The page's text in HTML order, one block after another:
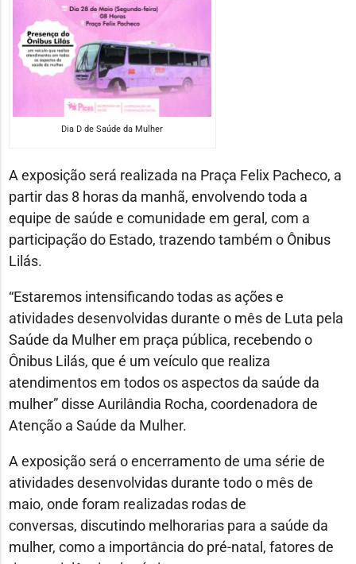
Dia D de Saúde da Mulher
A exposição será realizada na Praça Felix Pacheco, a
partir das 8 horas da manhã, envolvendo toda a
equipe de saúde e comunidade em geral, com a
participação do Estado, trazendo também o Ônibus
Lilás.
“Estaremos intensificando todas as ações e
atividades desenvolvidas durante o mês de Luta pela
Saúde da Mulher em praça pública, recebendo o
Ônibus Lilás, que é um veículo que realiza
atendimentos em todos os aspectos da saúde da
mulher” disse Aurilândia Rocha, coordenadora de
Atenção a Saúde da Mulher.
A exposição será o encerramento de uma série de
atividades desenvolvidas durante todo o mês de
maio, onde foram realizadas rodas de
conversas, discutindo melhorarias para a saúde da
mulher, como a importância do pré-natal, fatores de